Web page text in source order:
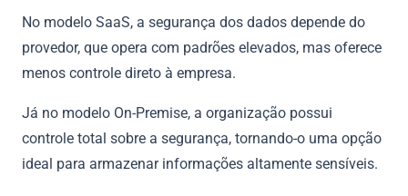
No modelo SaaS, a segurança dos dados depende do
provedor, que opera com padrões elevados, mas oferece
menos controle direto à empresa.
Já no modelo On-Premise, a organização possui
controle total sobre a segurança, tornando-o uma opção
ideal para armazenar informações altamente sensíveis.